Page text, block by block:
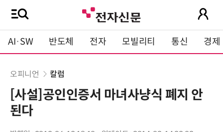
AI·SW 반도체 전자 모빌리티 통신 경제
오피니언 칼럼
[사설]공인인증서 마녀사냥식 폐지 안
된다